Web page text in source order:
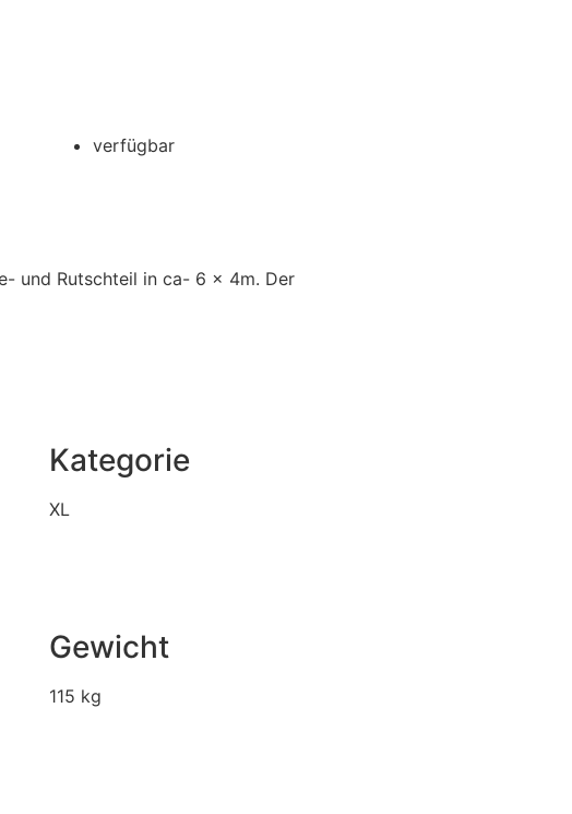
verfügbar
und Rutschteil in ca- 6 x 4m. Der
Kategorie
XL
Gewicht
115 kg